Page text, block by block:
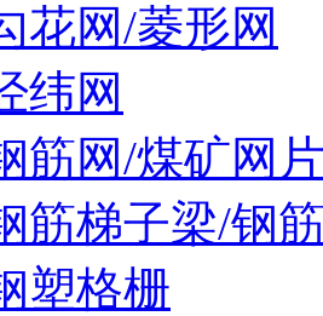
花网/菱形网
纬网
筋网/煤矿网
筋梯子梁/钢
塑格栅